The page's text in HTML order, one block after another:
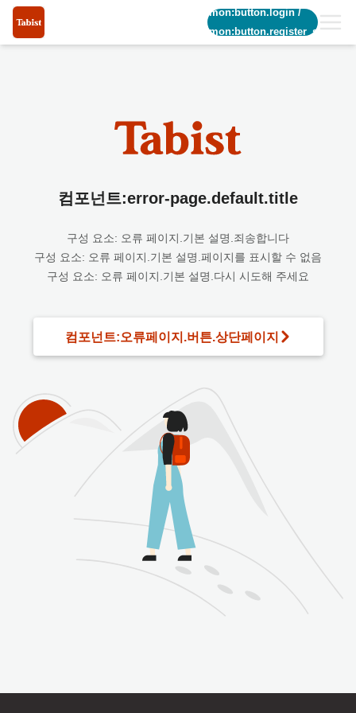
common:button.login/
common:button.register_short
컴포넌트:error-page.default.title
구성 요소: 오류 페이지.기본 설명.죄송합니다
구성 요소: 오류 페이지.기본 설명.페이지를 표시할 수 없음
구성 요소: 오류 페이지.기본 설명.다시 시도해 주세요
컴포넌트:오류페이지.버튼.상단페이지